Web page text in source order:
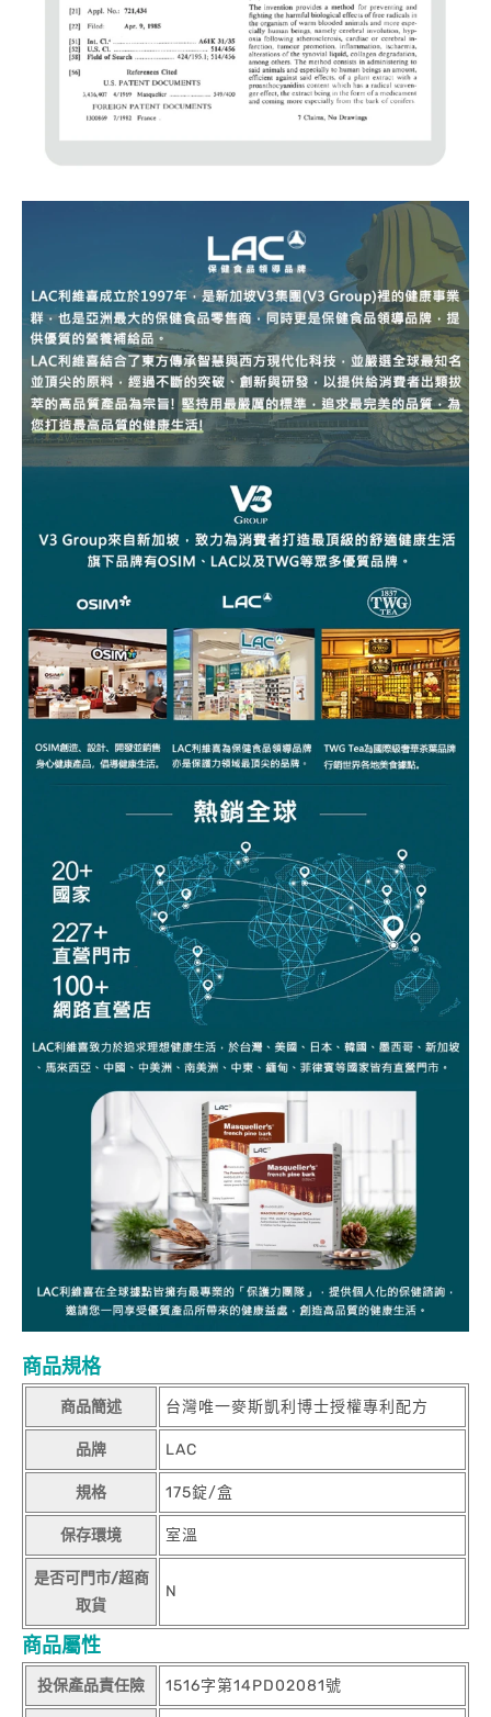
商品規格
商品簡述 台灣唯一麥斯凱利博士授權專利配方
品牌 LAC
規格 175錠/盒
保存環境 室溫
是否可門市/超商
取貨
N
商品屬性
投保產品責任險 1516字第14PD02081號